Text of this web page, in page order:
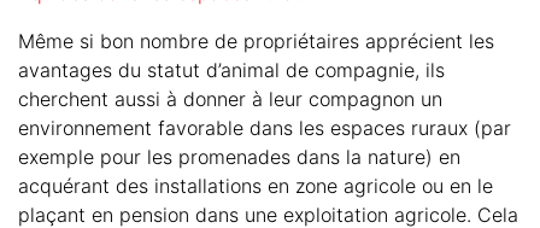
Même si bon nombre de propriétaires apprécient les
avantages du statut d’animal de compagnie, ils
cherchent aussi à donner à leur compagnon un
environnement favorable dans les espaces ruraux (par
exemple pour les promenades dans la nature) en
acquérant des installations en zone agricole ou en le
plaçant en pension dans une exploitation agricole. Cela